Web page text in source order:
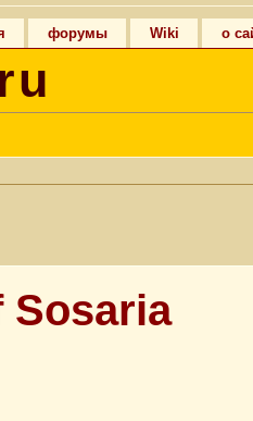
форумы Wiki о
Sosaria